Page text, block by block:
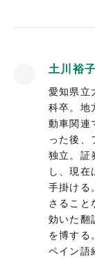
土川裕子
愛知県立
科卒。地
動車関連
った後、
独立。証
し、現在
手掛ける
さること
効いた翻
を博する
ペイン語